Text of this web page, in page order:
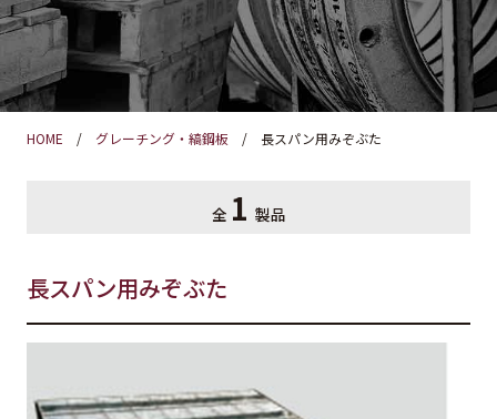
HOME グレーチング・縞鋼板 長スパン用みぞぶた
全 1 製品
長スパン用みぞぶた